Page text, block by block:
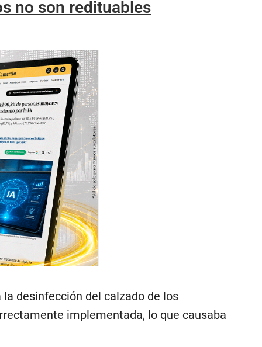
no son redituables
desinfección del calzado de los
implementada, lo que causaba